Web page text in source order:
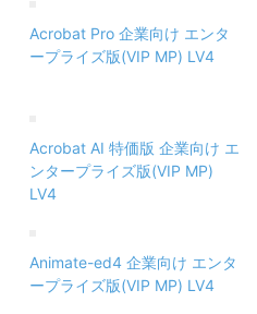
Acrobat Pro 企業向け エンタ
ープライズ版(VIP MP) LV4
Acrobat AI 特価版 企業向け エ
ンタープライズ版(VIP MP)
LV4
Animate-ed4 企業向け エンタ
ープライズ版(VIP MP) LV4